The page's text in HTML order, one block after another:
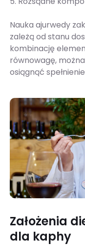
Nauka ajurwedy
zależą od stanu
kombinację
równowagę,
osiągnąć
Założenia
dla kaphy